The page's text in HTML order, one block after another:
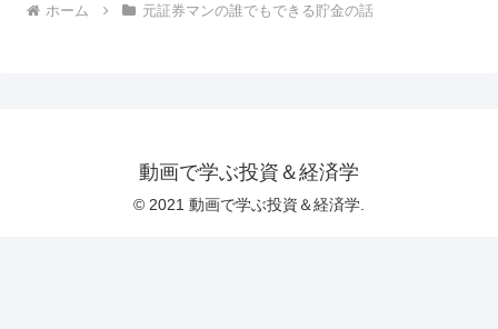
ホーム 元証券マンの誰でもできる貯金の話
動画で学ぶ投資＆経済学
© 2021 動画で学ぶ投資＆経済学.